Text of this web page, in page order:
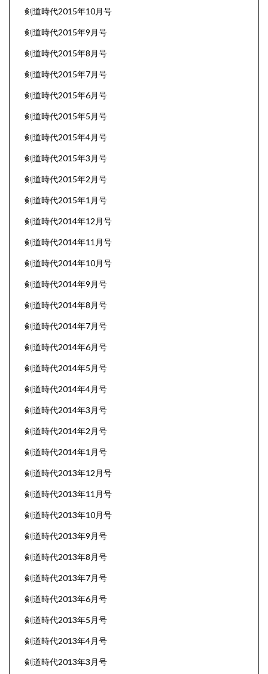
剣道時代2015年10月号
剣道時代2015年9月号
剣道時代2015年8月号
剣道時代2015年7月号
剣道時代2015年6月号
剣道時代2015年5月号
剣道時代2015年4月号
剣道時代2015年3月号
剣道時代2015年2月号
剣道時代2015年1月号
剣道時代2014年12月号
剣道時代2014年11月号
剣道時代2014年10月号
剣道時代2014年9月号
剣道時代2014年8月号
剣道時代2014年7月号
剣道時代2014年6月号
剣道時代2014年5月号
剣道時代2014年4月号
剣道時代2014年3月号
剣道時代2014年2月号
剣道時代2014年1月号
剣道時代2013年12月号
剣道時代2013年11月号
剣道時代2013年10月号
剣道時代2013年9月号
剣道時代2013年8月号
剣道時代2013年7月号
剣道時代2013年6月号
剣道時代2013年5月号
剣道時代2013年4月号
剣道時代2013年3月号